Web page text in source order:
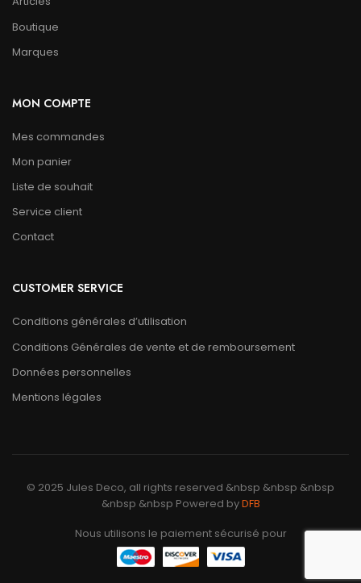
Boutique
Marques
MON COMPTE
Mes commandes
Mon panier
Liste de souhait
Service client
Contact
CUSTOMER SERVICE
Conditions générales d’utilisation
Conditions Générales de vente et de remboursement
Données personnelles
Mentions légales
© 2025 Jules Deco, all rights reserved &nbsp &nbsp &nbsp
&nbsp &nbsp Powered byDFB
Nous utilisons le paiement sécurisé pour